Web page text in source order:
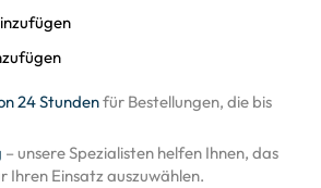
24 Stundenfür Bestellungen, die bis
– unsere Spezialisten helfen Ihnen, das
Ihren Einsatz auszuwählen.